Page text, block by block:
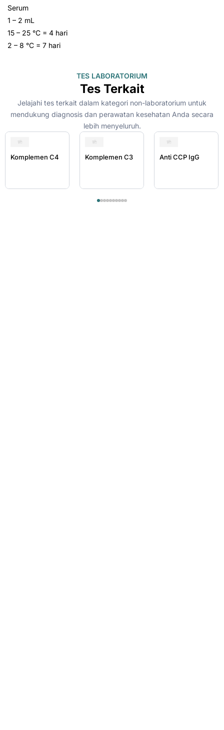
Serum
1 – 2 mL
15 – 25 °C = 4 hari
2 – 8 °C = 7 hari
TES LABORATORIUM
Tes Terkait
Jelajahi tes terkait dalam kategori non-laboratorium untuk
mendukung diagnosis dan perawatan kesehatan Anda secara
lebih menyeluruh.
Komplemen C4 Komplemen C3 Anti CCP IgG